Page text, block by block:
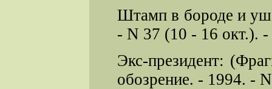
Штамп в бороде и
- N 37 (10 - 16 окт.).
Экс-президент:
обозрение. - 1994. -